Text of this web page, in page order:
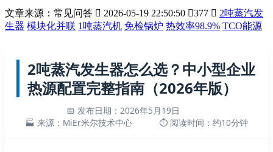
文章来源：常见问答  2026-05-19 22:50:50 377  2吨蒸汽发
生器 模块化并联 1吨蒸汽机 免检锅炉 热效率98.9% TCO能源
2吨蒸汽发生器怎么选？中小型企业
热源配置完整指南（2026年版）
📅 发布日期：2026年5月19日
🏭 来源：MiEr米尔技术中心
⏱️ 阅读时间：约10分钟